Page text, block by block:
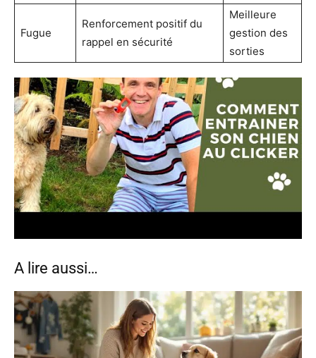
Fugue
Renforcement positif du
rappel en sécurité
Meilleure
gestion des
sorties
A lire aussi…